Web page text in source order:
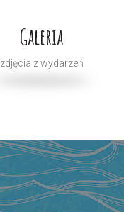
Galeria
zdjęcia z wydarzeń